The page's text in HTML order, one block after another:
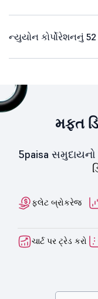
ન્યુયોન કોર્પોરેશનનું
મફત
5paisa
ફ્લેટ બ્રોકરેજ
ચાર્ટ પર ટ્રેડ કરો